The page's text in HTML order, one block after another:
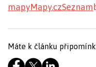
mapyMapy.czSeznam
Máte k článku